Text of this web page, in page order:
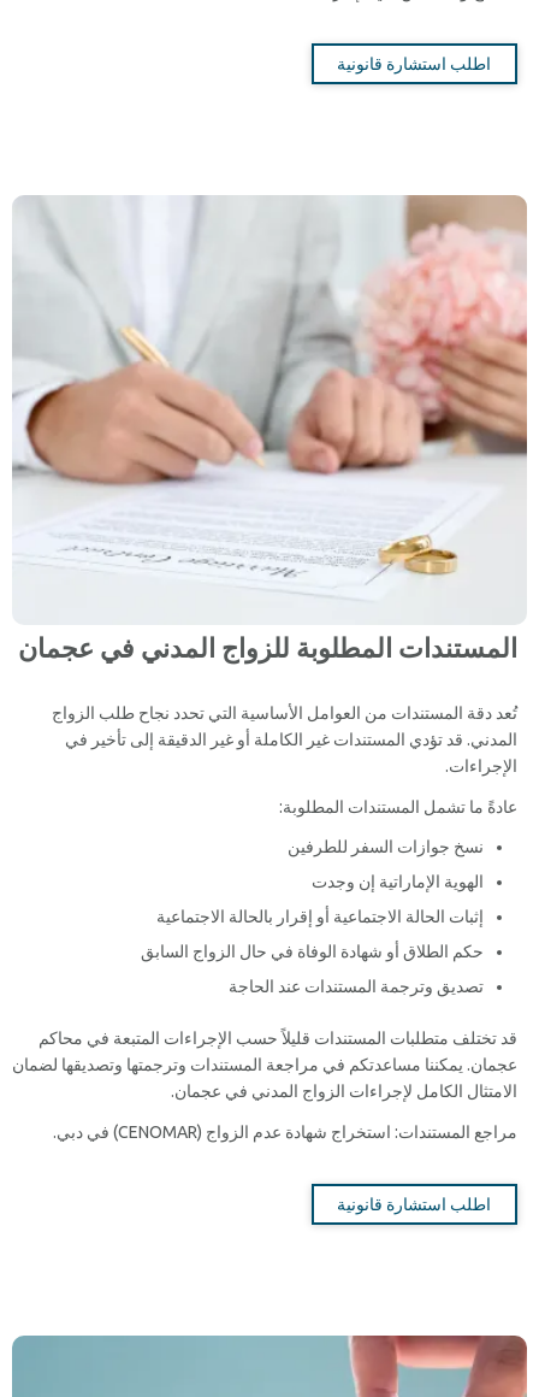
اطلب استشارة قانونية
المستندات المطلوبة للزواج المدني في عجمان
تُعد دقة المستندات من العوامل الأساسية التي تحدد نجاح طلب الزواج
المدني. قد تؤدي المستندات غير الكاملة أو غير الدقيقة إلى تأخير في
الإجراءات.
عادةً ما تشمل المستندات المطلوبة:
نسخ جوازات السفر للطرفين
الهوية الإماراتية إن وجدت
إثبات الحالة الاجتماعية أو إقرار بالحالة الاجتماعية
حكم الطلاق أو شهادة الوفاة في حال الزواج السابق
تصديق وترجمة المستندات عند الحاجة
قد تختلف متطلبات المستندات قليلاً حسب الإجراءات المتبعة في محاكم
عجمان. يمكننا مساعدتكم في مراجعة المستندات وترجمتها وتصديقها لضمان
الامتثال الكامل لإجراءات الزواج المدني في عجمان.
مراجع المستندات: استخراج شهادة عدم الزواج (CENOMAR) في دبي.
اطلب استشارة قانونية